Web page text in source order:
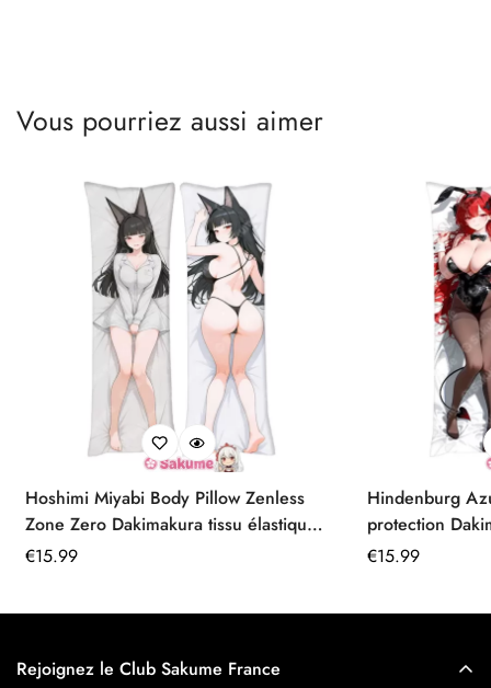
Vous pourriez aussi aimer
Hoshimi Miyabi Body Pillow Zenless
Zone Zero Dakimakura tissu élastique
premium
Prix
€15.99
Hindenburg
protection
Prix
€15.99
Rejoignez le Club Sakume France